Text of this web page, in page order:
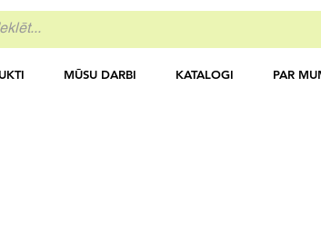
MŪSU DARBI KATALOGI PAR